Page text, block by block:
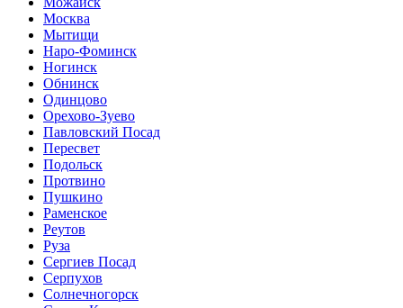
Москва
Мытищи
Наро-Фоминск
Ногинск
Обнинск
Одинцово
Орехово-Зуево
Павловский Посад
Пересвет
Подольск
Протвино
Пушкино
Раменское
Реутов
Руза
Сергиев Посад
Серпухов
Солнечногорск